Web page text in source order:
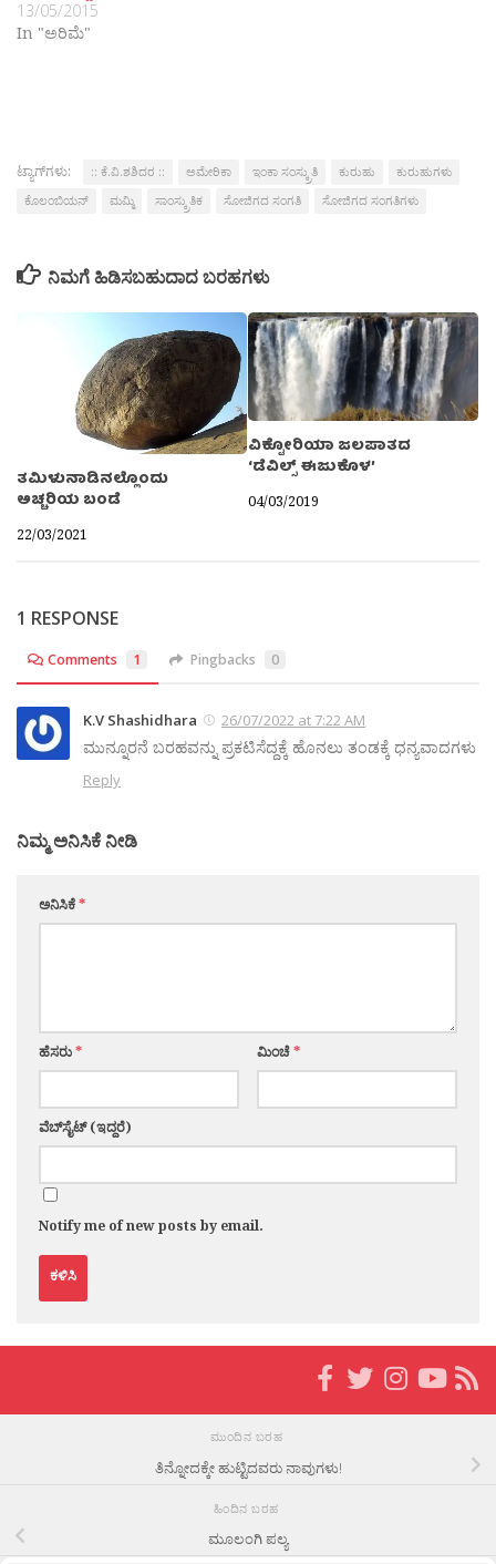
13/05/2015
In "ಅರಿಮೆ"
ಟ್ಯಾಗ್‌ಗಳು: :: ಕೆ.ವಿ.ಶಶಿದರ :: ಅಮೇರಿಕಾ ಇಂಕಾ ಸಂಸ್ಕ್ರುತಿ ಕುರುಹು
ಕುರುಹುಗಳು
ಕೊಲಂಬಿಯನ್
ಮಮ್ಮಿ ಸಾಂಸ್ಕ್ರುತಿಕ ಸೋಜಿಗದ ಸಂಗತಿ ಸೋಜಿಗದ ಸಂಗತಿಗಳು
ನಿಮಗೆ ಹಿಡಿಸಬಹುದಾದ ಬರಹಗಳು
ತಮಿಳುನಾಡಿನಲ್ಲೊಂದು
ಅಚ್ಚರಿಯ ಬಂಡೆ
22/03/2021
ವಿಕ್ಟೋರಿಯಾ ಜಲಪಾತದ
‘ಡೆವಿಲ್ಸ್ ಈಜುಕೊಳ’
04/03/2019
1 RESPONSE
Comments 1 Pingbacks 0
K.V Shashidhara 26/07/2022 at 7:22 AM
ಮುನ್ನೂರನೆ ಬರಹವನ್ನು ಪ್ರಕಟಿಸೆದ್ದಕ್ಕೆ ಹೊನಲು ತಂಡಕ್ಕೆ ಧನ್ಯವಾದಗಳು
Reply
ನಿಮ್ಮ ಅನಿಸಿಕೆ ನೀಡಿ
ಅನಿಸಿಕೆ*
ಹೆಸರು* ಮಿಂಚೆ*
ವೆಬ್‌ಸೈಟ್ (ಇದ್ದರೆ)
Notify me of new posts by email.
ಮುಂದಿನ ಬರಹ
ತಿನ್ನೋದಕ್ಕೇ ಹುಟ್ಟಿದವರು ನಾವುಗಳು!
ಹಿಂದಿನ ಬರಹ
ಮೂಲಂಗಿ ಪಲ್ಯ